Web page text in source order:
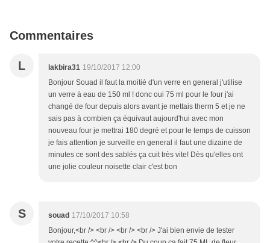
Commentaires
L lakbira31 19/10/2017 12:00
Bonjour Souad il faut la moitié d'un verre en general j'utilise
un verre à eau de 150 ml ! donc oui 75 ml pour le four j'ai
changé de four depuis alors avant je mettais therm 5 et je ne
sais pas à combien ça équivaut aujourd'hui avec mon
nouveau four je mettrai 180 degré et pour le temps de cuisson
je fais attention je surveille en general il faut une dizaine de
minutes ce sont des sablés ça cuit très vite! Dès qu'elles ont
une jolie couleur noisette clair c'est bon
S souad 17/10/2017 10:58
Bonjour,<br /> <br /> <br /> <br /> J'ai bien envie de tester